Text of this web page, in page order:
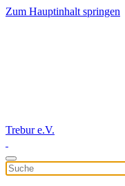
Zum Hauptinhalt springen
Trebur e.V.